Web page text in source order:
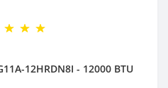
12HRDN8I - 12000 BTU